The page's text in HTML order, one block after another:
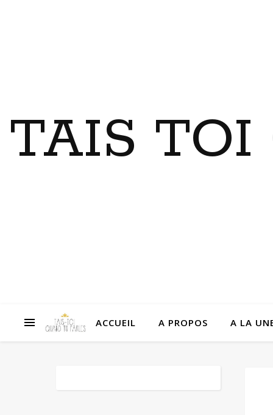
TAIS TOI
ACCUEIL A PROPOS A LA